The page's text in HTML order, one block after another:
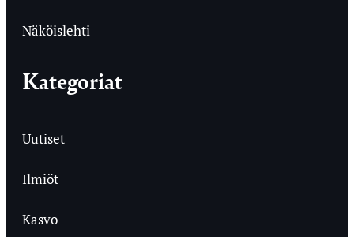
Näköislehti
Kategoriat
Uutiset
Ilmiöt
Kasvo